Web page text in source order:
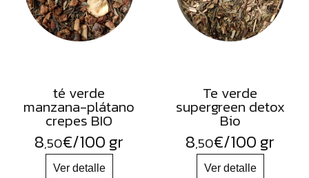
té verde
manzana-plátano
crepes BIO
8,50€/100 gr
Te verde
supergreen detox
Bio
8,50€/100 gr